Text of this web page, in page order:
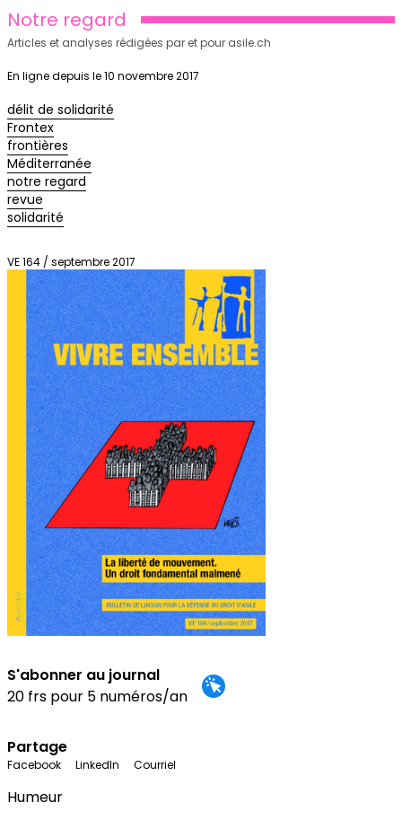
Notre regard
Articles et analyses rédigées par et pour asile.ch
En ligne depuis le 10 novembre 2017
délit de solidarité
Frontex
frontières
Méditerranée
notre regard
revue
solidarité
VE 164 / septembre 2017
S'abonner au journal
20 frs pour 5 numéros/an
Partage
Facebook LinkedIn Courriel
Humeur